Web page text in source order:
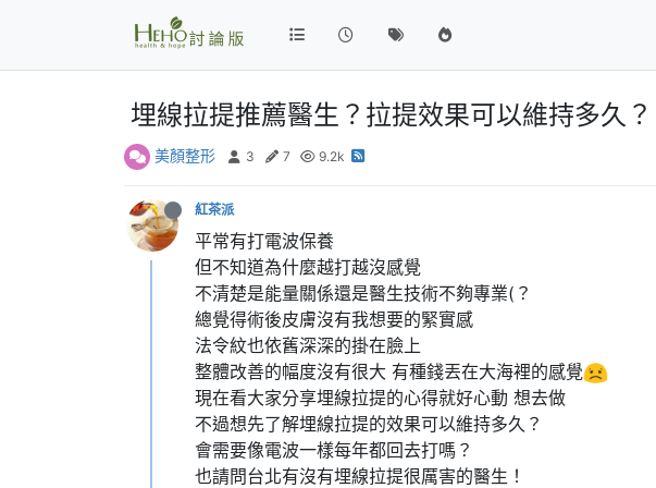
埋線拉提推薦醫生？拉提效果可以維持多久？
美顏整形 3 7 9.2k
紅茶派
平常有打電波保養
但不知道為什麼越打越沒感覺
不清楚是能量關係還是醫生技術不夠專業(？
總覺得術後皮膚沒有我想要的緊實感
法令紋也依舊深深的掛在臉上
整體改善的幅度沒有很大 有種錢丟在大海裡的感覺
現在看大家分享埋線拉提的心得就好心動 想去做
不過想先了解埋線拉提的效果可以維持多久？
會需要像電波一樣每年都回去打嗎？
也請問台北有沒有埋線拉提很厲害的醫生！